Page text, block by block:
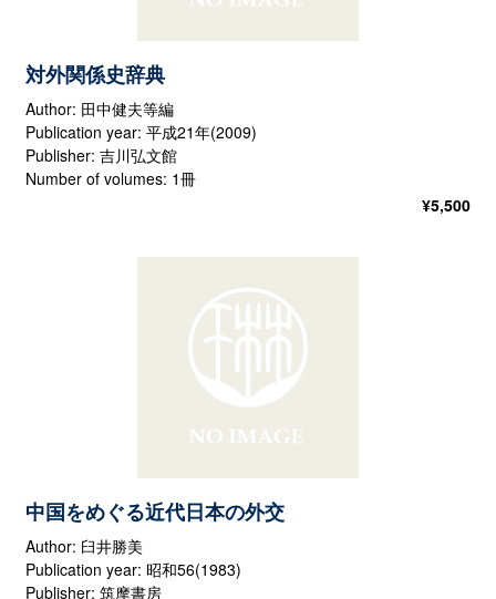
対外関係史辞典
Author: 田中健夫等編
Publication year: 平成21年(2009)
Publisher: 吉川弘文館
Number of volumes: 1冊
¥5,500
中国をめぐる近代日本の外交
Author: 臼井勝美
Publication year: 昭和56(1983)
Publisher: 筑摩書房